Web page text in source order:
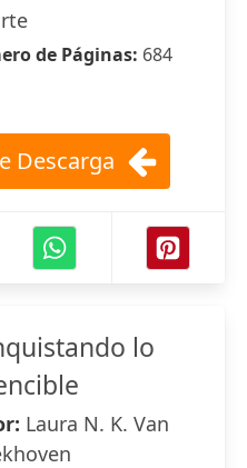
de Páginas: 684
Descarga
lo
Laura N. K. Van